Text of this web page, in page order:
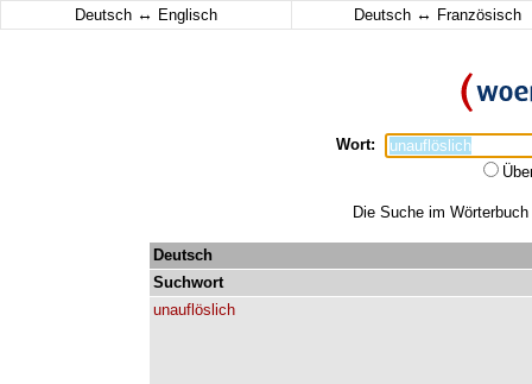
Deutsch ↔ Englisch Deutsch ↔ Französisch
Wort:
Die Suche im
Deutsch
Suchwort
unauflöslich